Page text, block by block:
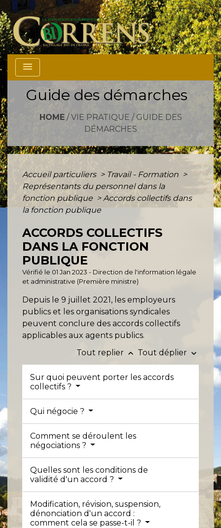
menu
Guide des démarches
HOME/ VIE PRATIQUE / GUIDE DES
DÉMARCHES
Accueil particuliers > Travail - Formation >
Représentants du personnel dans la
fonction publique > Accords collectifs dans
la fonction publique
ACCORDS COLLECTIFS
DANS LA FONCTION
PUBLIQUE
Vérifié le 01 Jan 2023 - Direction de l'information légale
et administrative (Première ministre)
Depuis le 9 juillet 2021, les employeurs
publics et les organisations syndicales
peuvent conclure des accords collectifs
applicables aux agents publics.
Tout replier keyboard_arrow_up Tout déplier keyboard_arrow_down
Sur quoi peuvent porter les accords
collectifs ?
Qui négocie ?
Comment se déroulent les
négociations ?
Quelles sont les conditions de
validité d'un accord ?
Modification, révision, suspension,
dénonciation d'un accord :
comment cela se passe-t-il ?